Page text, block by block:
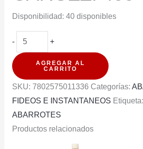
Disponibilidad: 40 disponibles
-
FIDEOS
QUIFAROS
CAROZZI
400
+
AGREGAR AL
CARRITO
SKU: 7802575011336 Categorías:
FIDEOS E INSTANTANEOS Etiqueta:
ABARROTES
Productos relacionados